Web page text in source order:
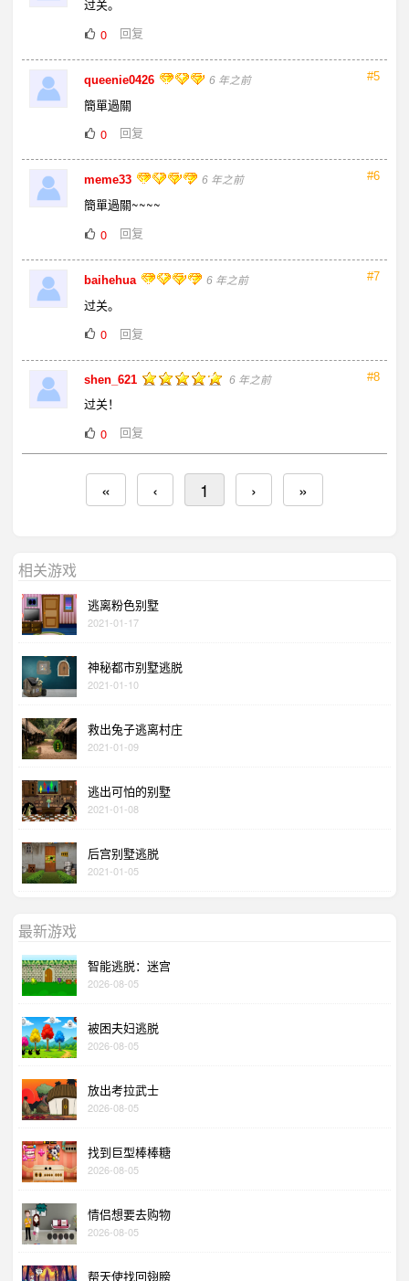
过关。
0
回复
#5
queenie0426 6 年之前
簡單過關
0
回复
#6
meme33 6 年之前
簡單過關~~~~
0
回复
#7
baihehua 6 年之前
过关。
0
回复
#8
shen_621 6 年之前
过关！
0
回复
« ‹ 1 › »
相关游戏
逃离粉色别墅
2021-01-17
神秘都市别墅逃脱
2021-01-10
救出兔子逃离村庄
2021-01-09
逃出可怕的别墅
2021-01-08
后宫别墅逃脱
2021-01-05
最新游戏
智能逃脱：迷宫
2026-08-05
被困夫妇逃脱
2026-08-05
放出考拉武士
2026-08-05
找到巨型棒棒糖
2026-08-05
情侣想要去购物
2026-08-05
帮天使找回翅膀